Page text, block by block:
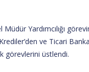
Yardımcılığı
ve Ticari
görevlerini üstlendi.